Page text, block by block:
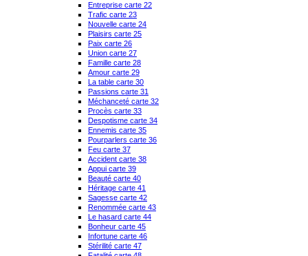
Entreprise carte 22
Trafic carte 23
Nouvelle carte 24
Plaisirs carte 25
Paix carte 26
Union carte 27
Famille carte 28
Amour carte 29
La table carte 30
Passions carte 31
Méchanceté carte 32
Procès carte 33
Despotisme carte 34
Ennemis carte 35
Pourparlers carte 36
Feu carte 37
Accident carte 38
Appui carte 39
Beauté carte 40
Héritage carte 41
Sagesse carte 42
Renommée carte 43
Le hasard carte 44
Bonheur carte 45
Infortune carte 46
Stérilité carte 47